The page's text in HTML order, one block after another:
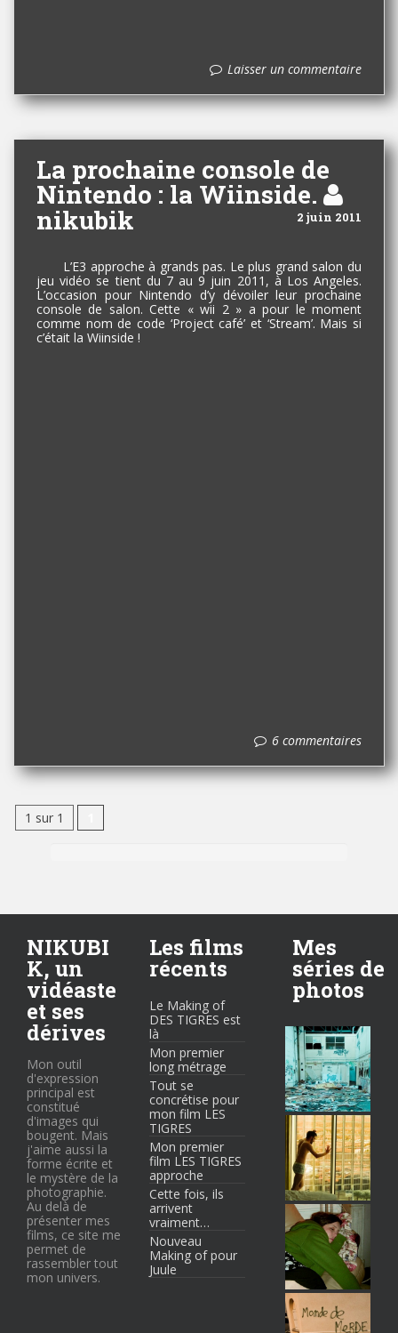
Laisser un commentaire
La prochaine console de
Nintendo : la Wiinside.
2 juin 2011
nikubik
L’E3 approche à grands pas. Le plus grand salon du
jeu vidéo se tient du 7 au 9 juin 2011, à Los Angeles.
L’occasion pour Nintendo d’y dévoiler leur prochaine
console de salon. Cette « wii 2 » a pour le moment
comme nom de code ‘Project café’ et ‘Stream’. Mais si
c’était la Wiinside !
6 commentaires
1 sur 1
NIKUBI
K, un
vidéaste
et ses
dérives
Mon outil
d'expression
principal est
constitué
d'images qui
bougent. Mais
j'aime aussi la
forme écrite et
le mystère de la
photographie.
Au delà de
présenter mes
films, ce site me
permet de
rassembler tout
mon univers.
Les films
récents
Le Making of
DES TIGRES est
là
Mon premier
long métrage
Tout se
concrétise pour
mon film LES
TIGRES
Mon premier
film LES TIGRES
approche
Cette fois, ils
arrivent
vraiment…
Nouveau
Making of pour
Juule
Mes
séries de
photos